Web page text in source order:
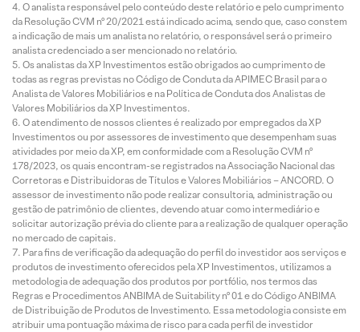
O analista responsável pelo conteúdo deste relatório e pelo cumprimento
da Resolução CVM nº 20/2021 está indicado acima, sendo que, caso constem
a indicação de mais um analista no relatório, o responsável será o primeiro
analista credenciado a ser mencionado no relatório.
Os analistas da XP Investimentos estão obrigados ao cumprimento de
todas as regras previstas no Código de Conduta da APIMEC Brasil para o
Analista de Valores Mobiliários e na Política de Conduta dos Analistas de
Valores Mobiliários da XP Investimentos.
O atendimento de nossos clientes é realizado por empregados da XP
Investimentos ou por assessores de investimento que desempenham suas
atividades por meio da XP, em conformidade com a Resolução CVM nº
178/2023, os quais encontram-se registrados na Associação Nacional das
Corretoras e Distribuidoras de Títulos e Valores Mobiliários – ANCORD. O
assessor de investimento não pode realizar consultoria, administração ou
gestão de patrimônio de clientes, devendo atuar como intermediário e
solicitar autorização prévia do cliente para a realização de qualquer operação
no mercado de capitais.
Para fins de verificação da adequação do perfil do investidor aos serviços e
produtos de investimento oferecidos pela XP Investimentos, utilizamos a
metodologia de adequação dos produtos por portfólio, nos termos das
Regras e Procedimentos ANBIMA de Suitability nº 01 e do Código ANBIMA
de Distribuição de Produtos de Investimento. Essa metodologia consiste em
atribuir uma pontuação máxima de risco para cada perfil de investidor